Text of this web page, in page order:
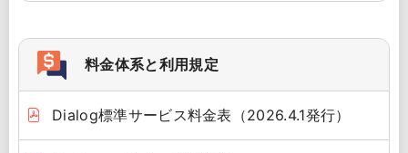
料金体系と利用規定
Dialog標準サービス料金表（2026.4.1発行）